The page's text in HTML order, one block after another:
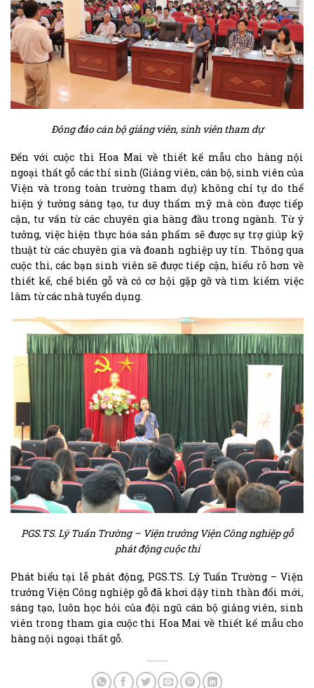
Đông đảo cán bộ giảng viên, sinh viên tham dự
Đến với cuộc thi Hoa Mai về thiết kế mẫu cho hàng nội
ngoại thất gỗ các thí sinh (Giảng viên, cán bộ, sinh viên của
Viện và trong toàn trường tham dự) không chỉ tự do thể
hiện ý tưởng sáng tạo, tư duy thẩm mỹ mà còn được tiếp
cận, tư vấn từ các chuyên gia hàng đầu trong ngành. Từ ý
tưởng, việc hiện thực hóa sản phẩm sẽ được sự trợ giúp kỹ
thuật từ các chuyên gia và đoanh nghiệp uy tín. Thông qua
cuộc thi, các bạn sinh viên sẽ được tiếp cận, hiểu rõ hơn về
thiết kế, chế biến gỗ và có cơ hội gặp gỡ và tìm kiếm việc
làm từ các nhà tuyển dụng.
PGS.TS. Lý Tuấn Trường – Viện trưởng Viện Công nghiệp gỗ
phát động cuộc thi
Phát biểu tại lễ phát động, PGS.TS. Lý Tuấn Trường – Viện
trưởng Viện Công nghiệp gỗ đã khơi dậy tinh thần đổi mới,
sáng tạo, luôn học hỏi của đội ngũ cán bộ giảng viên, sinh
viên trong tham gia cuộc thi Hoa Mai về thiết kế mẫu cho
hàng nội ngoại thất gỗ.